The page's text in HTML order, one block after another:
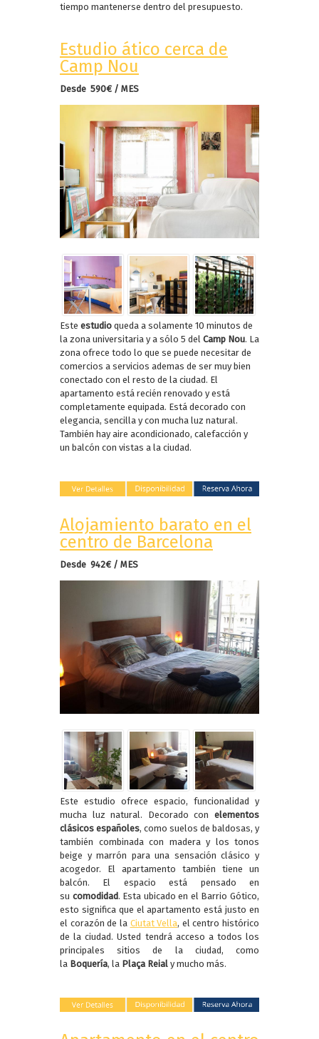
tiempo mantenerse dentro del presupuesto.
Estudio ático cerca de
Camp Nou
Desde 590€ / MES
Este estudio queda a solamente 10 minutos de
la zona universitaria y a sólo 5 del Camp Nou. La
zona ofrece todo lo que se puede necesitar de
comercios a servicios ademas de ser muy bien
conectado con el resto de la ciudad. El
apartamento está recién renovado y está
completamente equipada. Está decorado con
elegancia, sencilla y con mucha luz natural.
También hay aire acondicionado, calefacción y
un balcón con vistas a la ciudad.
Alojamiento barato en el
centro de Barcelona
Desde 942€ / MES
Este estudio ofrece espacio, funcionalidad y
mucha luz natural. Decorado con elementos
clásicos españoles, como suelos de baldosas, y
también combinada con madera y los tonos
beige y marrón para una sensación clásico y
acogedor. El apartamento también tiene un
balcón. El espacio está pensado en
su comodidad . Esta ubicado en el Barrio Gótico,
esto significa que el apartamento está justo en
el corazón de la Ciutat Vella, el centro histórico
de la ciudad. Usted tendrá acceso a todos los
principales sitios de la ciudad, como
la Boquería, la Plaça Reial y mucho más.